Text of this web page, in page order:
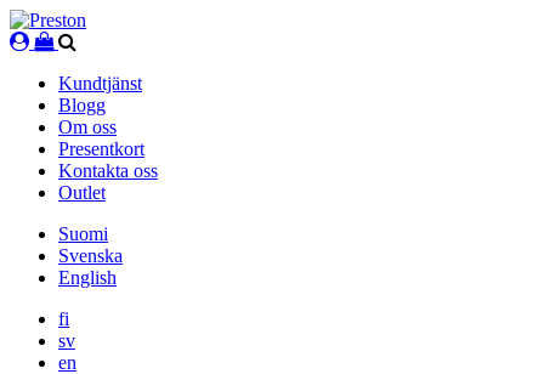
Skip
to
Kundtjänst
Blogg
Om oss
Presentkort
Kontakta oss
Outlet
Suomi
Svenska
English
fi
sv
en